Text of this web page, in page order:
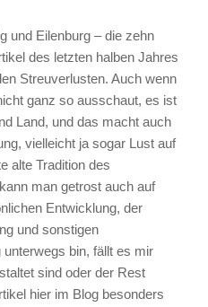
und Eilenburg – die zehn
des letzten halben Jahres
Streuverlusten. Auch wenn
ganz so ausschaut, es ist
Land, und das macht auch
vielleicht ja sogar Lust auf
alte Tradition des
man getrost auch auf
Entwicklung, der
und sonstigen
bin, fällt es mir
sind oder der Rest
hier im Blog besonders